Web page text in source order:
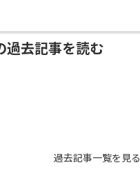
過去記事を読む
過去記事一覧を見る